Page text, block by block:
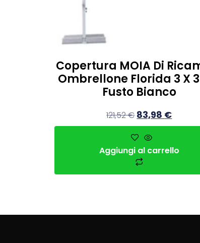
Copertura MOIA Di
Ombrellone Florida 3 X
Fusto Bianco
121,52€ 83,98 €
Aggiungi al carrello